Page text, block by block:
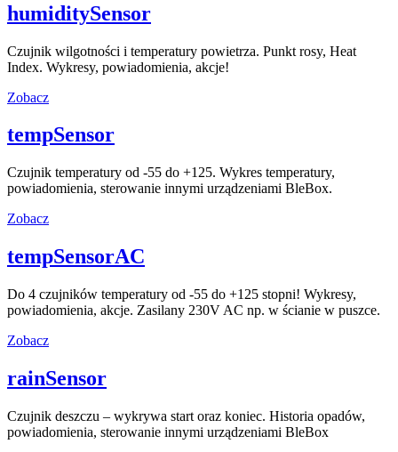
humiditySensor
Czujnik wilgotności i temperatury powietrza. Punkt rosy, Heat
Index. Wykresy, powiadomienia, akcje!
Zobacz
tempSensor
Czujnik temperatury od -55 do +125. Wykres temperatury,
powiadomienia, sterowanie innymi urządzeniami BleBox.
Zobacz
tempSensorAC
Do 4 czujników temperatury od -55 do +125 stopni! Wykresy,
powiadomienia, akcje. Zasilany 230V AC np. w ścianie w puszce.
Zobacz
rainSensor
Czujnik deszczu – wykrywa start oraz koniec. Historia opadów,
powiadomienia, sterowanie innymi urządzeniami BleBox